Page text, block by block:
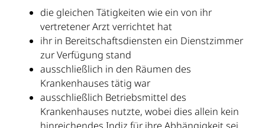
die gleichen Tätigkeiten wie ein von ihr
vertretener Arzt verrichtet hat
ihr in Bereitschaftsdiensten ein Dienstzimmer
zur Verfügung stand
ausschließlich in den Räumen des
Krankenhauses tätig war
ausschließlich Betriebsmittel des
Krankenhauses nutzte, wobei dies allein kein